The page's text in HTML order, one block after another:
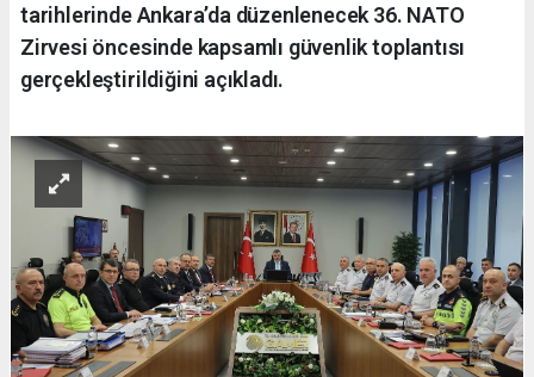
tarihlerinde Ankara’da düzenlenecek 36. NATO
Zirvesi öncesinde kapsamlı güvenlik toplantısı
gerçekleştirildiğini açıkladı.